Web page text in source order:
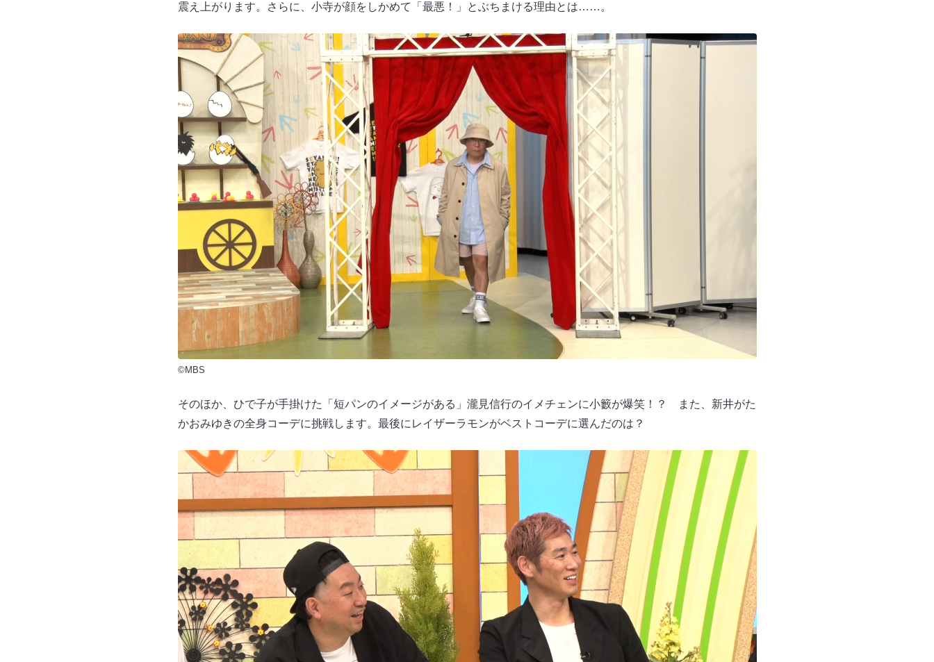
震え上がります。さらに、小寺が顔をしかめて「最悪！」とぶちまける理由とは……。
©MBS
そのほか、ひで子が手掛けた「短パンのイメージがある」瀧見信行のイメチェンに小籔が爆笑！？ また、新井がた
かおみゆきの全身コーデに挑戦します。最後にレイザーラモンがベストコーデに選んだのは？